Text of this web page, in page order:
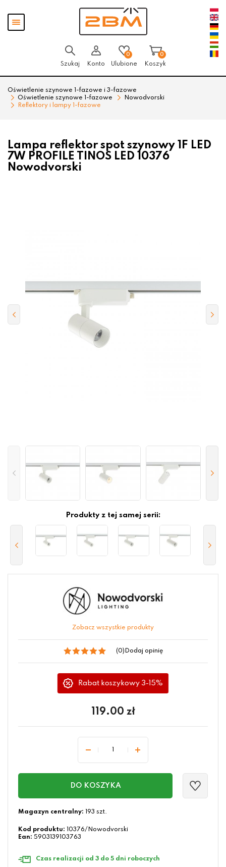
Pokaż
menu
Szukaj Konto
0
Ulubione
0
Koszyk
Oświetlenie szynowe 1-fazowe i 3-fazowe
Oświetlenie szynowe 1-fazowe
Nowodvorski
Reflektory i lampy 1-fazowe
Lampa reflektor spot szynowy 1F LED
7W PROFILE TINOS LED 10376
Nowodvorski
Produkty z tej samej serii:
Zobacz wszystkie produkty
(0) Dodaj opinię
Rabat koszykowy 3-15%
119.00 zł
DO KOSZYKA
Magazyn centralny: 193 szt.
Kod produktu:
10376/Nowodvorski
Ean: 5903139103763
Czas realizacji od 3 do 5 dni roboczych